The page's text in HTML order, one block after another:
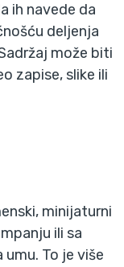
ih navede da
deljenja
može biti
zapise, slike ili
minijaturni
ili sa
To je više